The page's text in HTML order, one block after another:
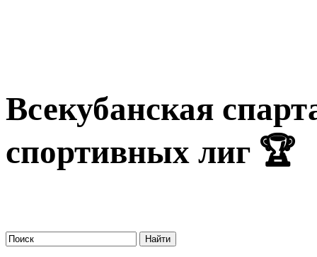
Всекубанская
спортивных лиг 🏆